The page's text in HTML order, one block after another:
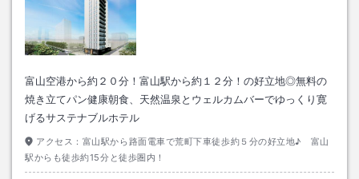
富山空港から約２０分！富山駅から約１２分！の好立地◎無料の
焼き立てパン健康朝食、天然温泉とウェルカムバーでゆっくり寛
げるサステナブルホテル
アクセス： 富山駅から路面電車で荒町下車徒歩約５分の好立地♪ 富山
駅からも徒歩約15分と徒歩圏内！